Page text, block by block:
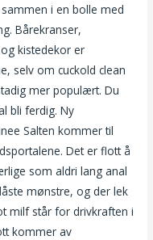
i en bolle med
Bårekranser,
kistedekor er
selv om cuckold clean
mer populært. Du
bli ferdig. Ny
Salten kommer til
Det er flott å
som aldri lang anal
mønstre, og der lek
milf står for drivkraften i
kommer av